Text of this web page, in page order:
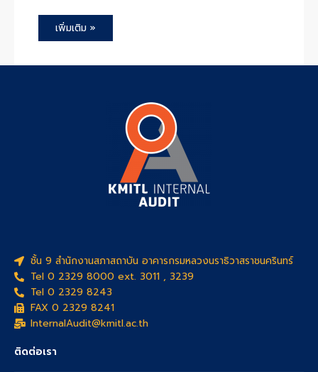
เพิ่มเติม »
ชั้น 9 สำนักงานสภาสถาบัน อาคารกรมหลวงนราธิวาสราชนครินทร์
Tel 0 2329 8000 ext. 3011 , 3239
Tel 0 2329 8243
FAX 0 2329 8241
InternalAudit@kmitl.ac.th
ติดต่อเรา